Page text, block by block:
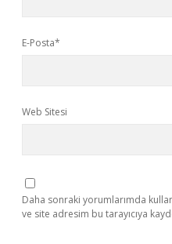
E-Posta*
Web Sitesi
Daha sonraki yorumlarımda
ve site adresim bu tarayıcıya